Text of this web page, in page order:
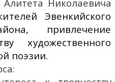
Алитета Николаевича
Эвенкийского
привлечение
художественного
поэзии.